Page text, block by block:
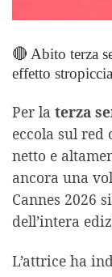
🔴 Abito terza
effetto
Per la terza
eccola sul
netto e
ancora una
Cannes 2026
dell’intera
L’attrice ha